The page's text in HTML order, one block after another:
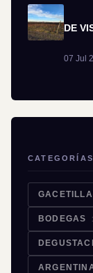
DE
07 Jul
CATEGORÍAS
BODEGAS